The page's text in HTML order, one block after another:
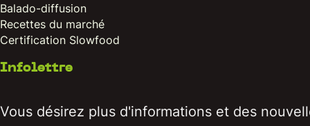
Balado-diffusion
Recettes du marché
Certification Slowfood
Infolettre
Vous désirez plus d'informations et des